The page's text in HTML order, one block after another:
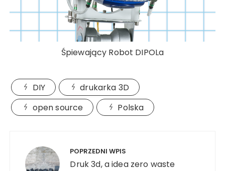
Śpiewający Robot DIPOLa
DIY
drukarka 3D
open source
Polska
wpisu POPRZEDNI WPIS
Druk 3d, a idea zero waste